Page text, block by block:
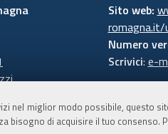
nel miglior modo possibile, questo
bisogno di acquisire il tuo
Sito web:
Numero
Scrivici: e-